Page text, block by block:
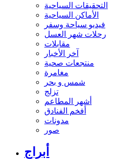
التحقيقات السياحية
الأماكن السياحية
فيديو سياحة وسفر
رحلات شهر العسل
مقابلات
آخر الأخبار
منتجعات صحية
مغامرة
شمس و بحر
تزلج
أشهر المطاعم
أفخم الفنادق
مدونات
صور
أبراج